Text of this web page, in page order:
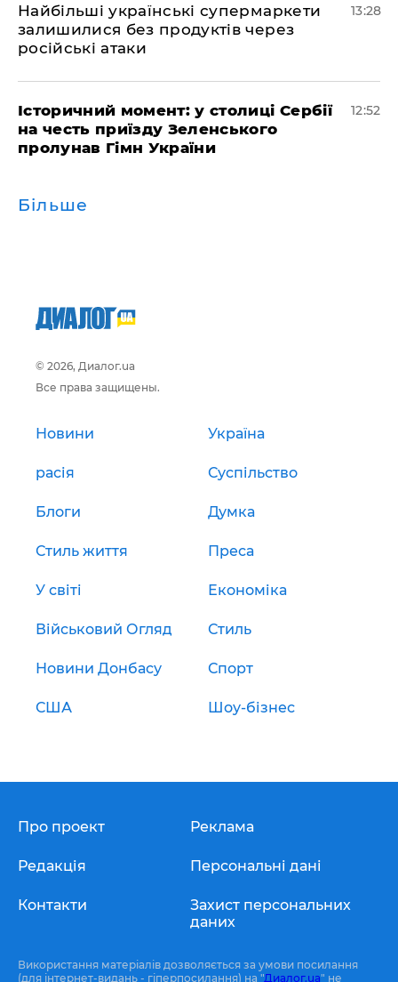
Найбільші українські супермаркети
залишилися без продуктів через
російські атаки
13:28
Історичний момент: у столиці Сербії
на честь приїзду Зеленського
пролунав Гімн України
12:52
Більше
© 2026, Диалог.ua
Все права защищены.
Новини Україна
расія Суспільство
Блоги Думка
Стиль життя Преса
У світі Економіка
Військовий Огляд Стиль
Новини Донбасу Спорт
США Шоу-бізнес
Про проект
Редакція
Контакти
Реклама
Персональні дані
Захист персональних
даних
Використання матеріалів дозволяється за умови посилання
(для інтернет-видань - гіперпосилання) на "Диалог.ua" не